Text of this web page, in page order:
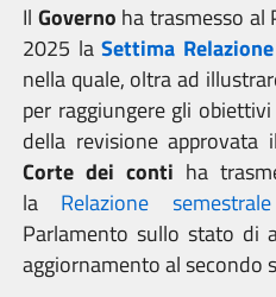
Il Governo hatrasmesso al
2025 la Settima Relazione
nella quale, oltra ad
per raggiungere gli
della revisione
Corte dei conti ha
la Relazione semestrale
Parlamento sullo stato di
aggiornamento al secondo